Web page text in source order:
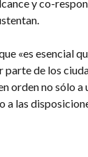
y co-
«es esencial
de los
orden no sólo
a las